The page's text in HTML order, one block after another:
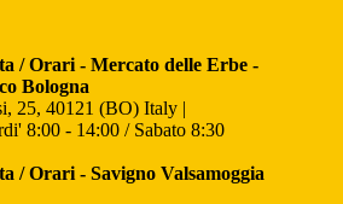
/ Orari - Mercato delle Erbe -
Bologna
25, 40121 (BO) Italy |
8:00 - 14:00 / Sabato 8:30
/ Orari - Savigno Valsamoggia